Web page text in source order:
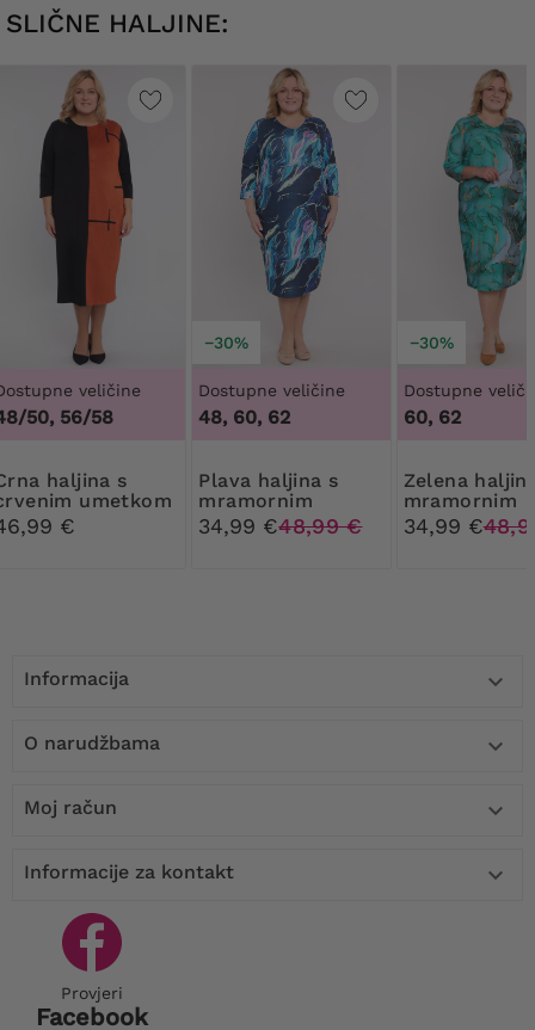
SLIČNE HALJINE:
veličine
50, 56/58
s
umetkom
brušene kože
€
−30%
Dostupne veličine
48, 60, 62
Plava haljina s
mramornim
uzorkom
34,99 €48,99 €
−30%
Dostupne
60, 62
Zelena haljina s
mramornim
uzorkom
34,99 €
Informacija 
O narudžbama 
Moj račun 
Informacije za kontakt 
Provjeri
Facebook